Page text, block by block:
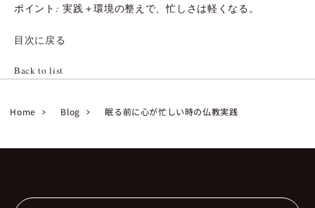
ポイント: 実践＋環境の整えで、忙しさは軽くなる。
目次に戻る
Back to list
Home Blog 眠る前に心が忙しい時の仏教実践